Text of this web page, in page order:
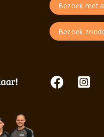
Bezoek met
Bezoek